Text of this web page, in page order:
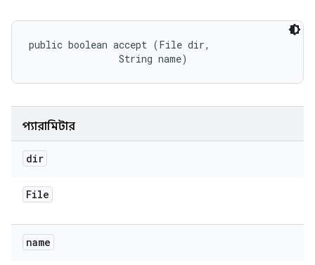
public boolean accept (File dir,
                String name)
প্যারামিটার
dir
File
name